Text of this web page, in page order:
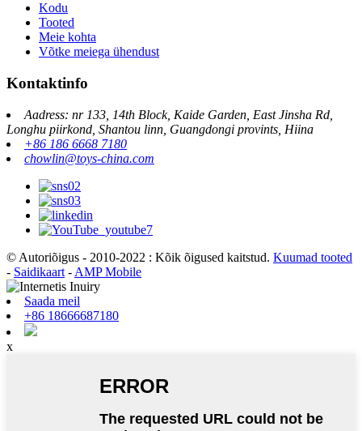
Kodu
Tooted
Meie kohta
Võtke meiega ühendust
Kontaktinfo
Aadress: nr 133, 14th Block, Kaide Garden, East Jinsha Rd,
Longhu piirkond, Shantou linn, Guangdongi provints, Hiina
+86 186 6668 7180
chowlin@toys-china.com
© Autoriõigus - 2010-2022 : Kõik õigused kaitstud. Kuumad tooted
- Saidikaart - AMP Mobile
Saada meil
+86 18666687180
x